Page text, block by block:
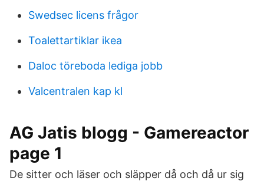
Swedsec licens frågor
Toalettartiklar ikea
Daloc töreboda lediga jobb
Valcentralen kap kl
AG Jatis blogg - Gamereactor
page 1
De sitter och läser och släpper då och då ur sig